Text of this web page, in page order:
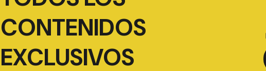
CONTENIDOS
EXCLUSIVOS